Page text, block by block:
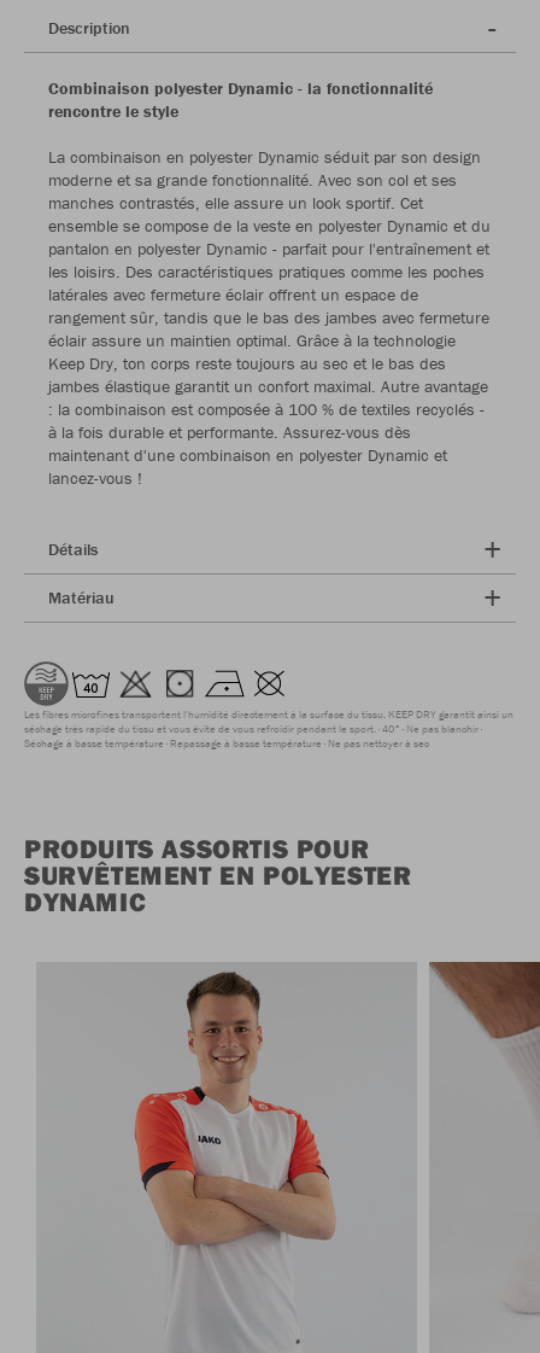
Description
Combinaison polyester Dynamic - la fonctionnalité
rencontre le style
La combinaison en polyester Dynamic séduit par son design
moderne et sa grande fonctionnalité. Avec son col et ses
manches contrastés, elle assure un look sportif. Cet
ensemble se compose de la veste en polyester Dynamic et du
pantalon en polyester Dynamic - parfait pour l'entraînement et
les loisirs. Des caractéristiques pratiques comme les poches
latérales avec fermeture éclair offrent un espace de
rangement sûr, tandis que le bas des jambes avec fermeture
éclair assure un maintien optimal. Grâce à la technologie
Keep Dry, ton corps reste toujours au sec et le bas des
jambes élastique garantit un confort maximal. Autre avantage
: la combinaison est composée à 100 % de textiles recyclés -
à la fois durable et performante. Assurez-vous dès
maintenant d'une combinaison en polyester Dynamic et
lancez-vous !
Détails
Matériau
Les fibres microfines transportent l'humidité directement à la surface du tissu. KEEP DRY garantit ainsi un
séchage très rapide du tissu et vous évite de vous refroidir pendant le sport. 40° Ne pas blanchir
Séchage à basse température Repassage à basse température Ne pas nettoyer à sec
PRODUITS ASSORTIS POUR
SURVÊTEMENT EN POLYESTER
DYNAMIC